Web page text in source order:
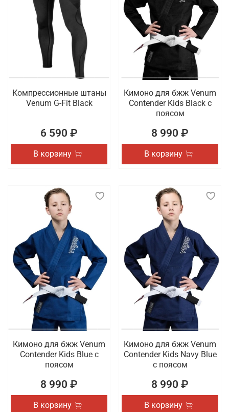
Компрессионные штаны
Venum G-Fit Black
6 590 ₽
В корзину
Кимоно для бжж Venum
Contender Kids Black с
поясом
8 990 ₽
В корзину
Кимоно для бжж Venum
Contender Kids Blue с
поясом
8 990 ₽
В корзину
Кимоно для бжж Venum
Contender Kids Navy Blue
с поясом
8 990 ₽
В корзину